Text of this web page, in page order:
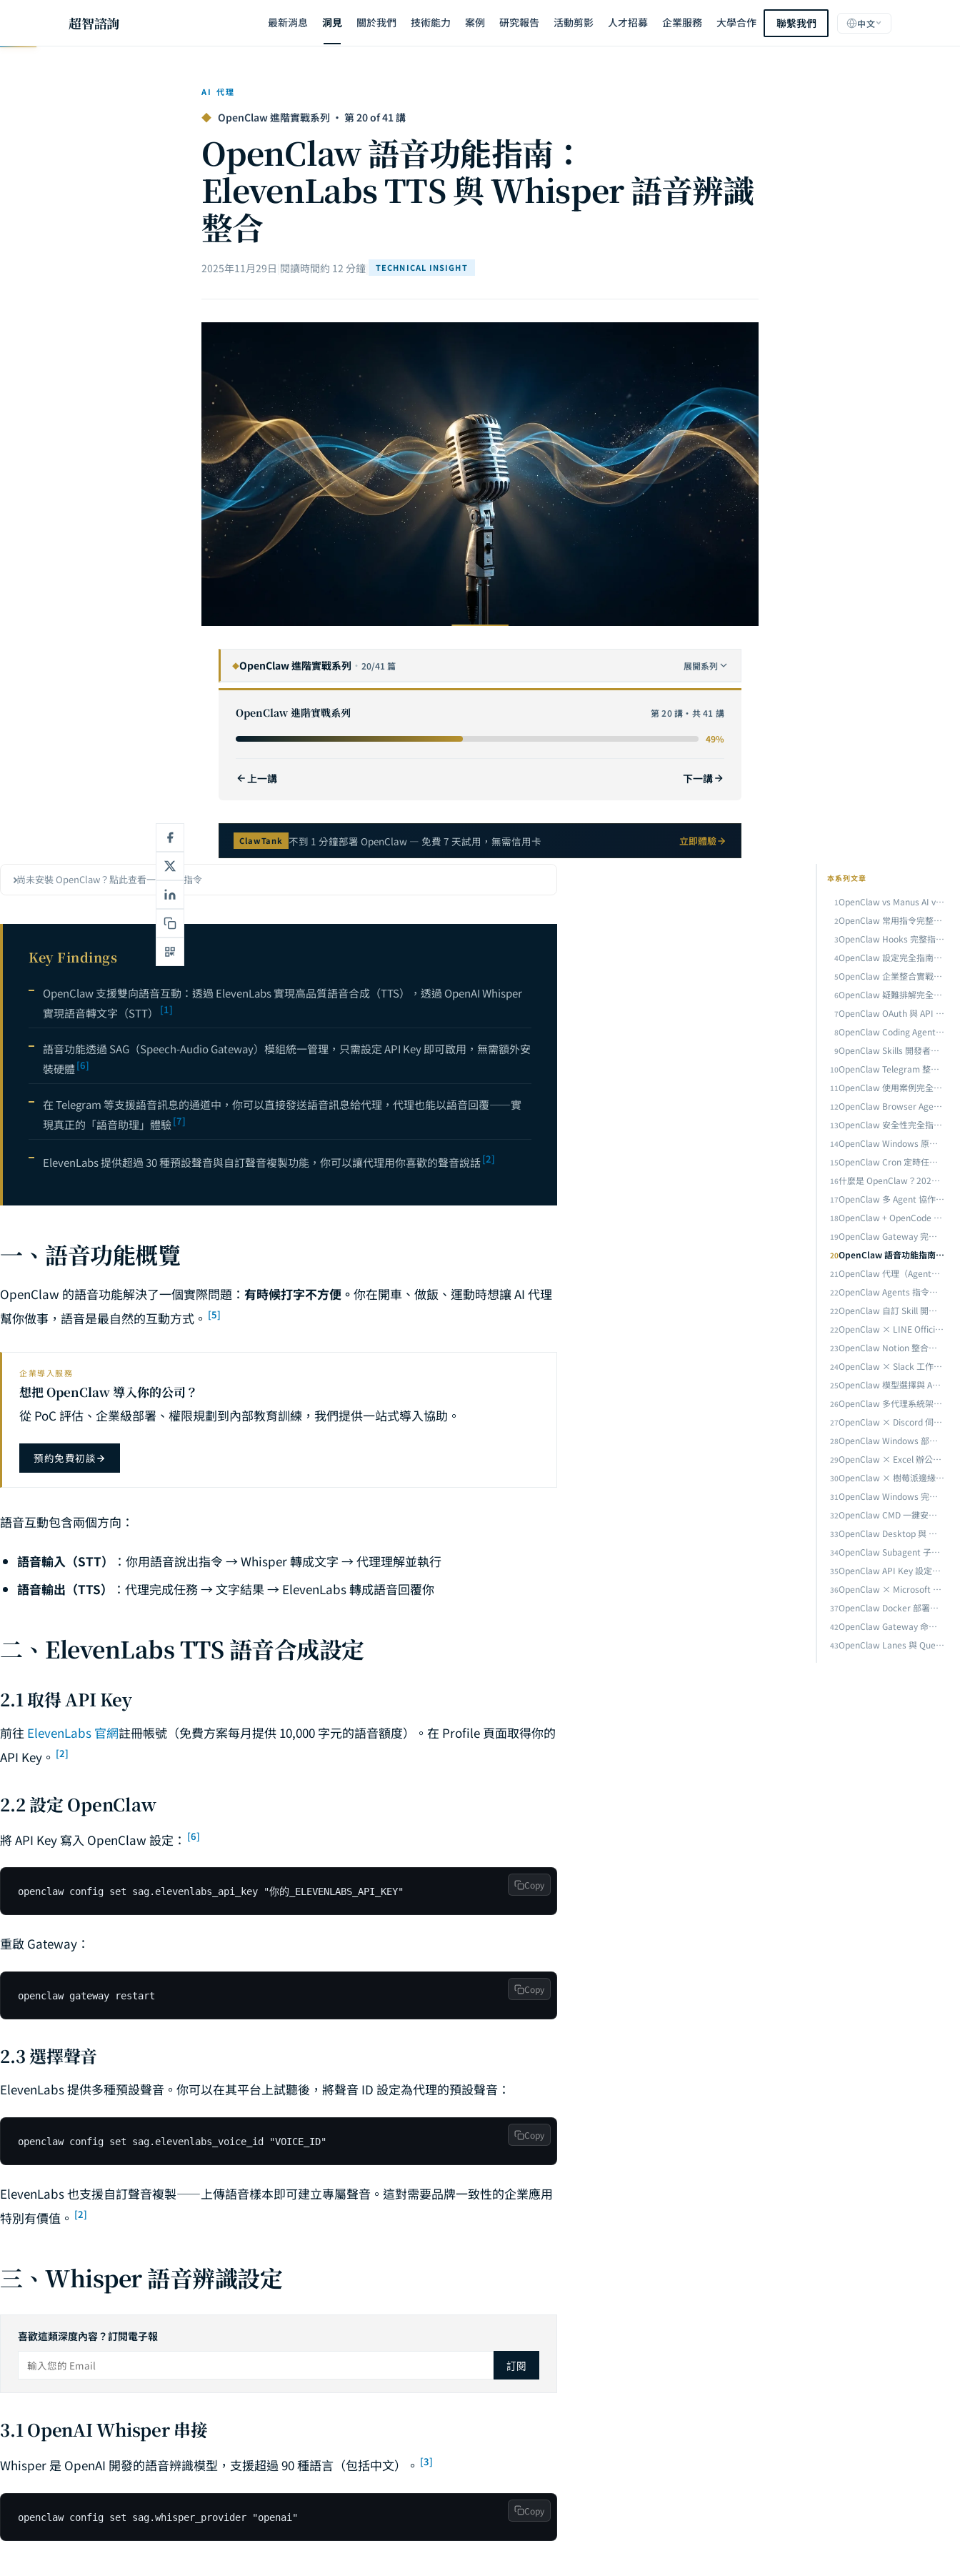
超智諮詢 最新消息 洞見 關於我們 技術能力 案例 研究報告 活動剪影 人才招募 企業服務 大學合作 聯繫我們 中文
AI 代理
◆ OpenClaw 進階實戰系列 · 第 20 of 41 講
OpenClaw 語音功能指南：
ElevenLabs TTS 與 Whisper 語音辨識
整合
2025年11月29日 閱讀時間約 12 分鐘 TECHNICAL INSIGHT
◆OpenClaw 進階實戰系列 · 20/41 篇 展開系列
4 OpenClaw 設定完全指南：從 openclaw.json 到模型管理的核心配置
6 OpenClaw 疑難排解完全指南：Doctor 診斷、重啟修復與常見錯誤速查
12 OpenClaw Browser Agent 瀏覽器自動化完全指南：從網頁操作到資料擷取
14 OpenClaw Windows 原生安裝實戰：一行指令部署、Gateway 啟動障礙排除與 Dashboard 連線完整流程
16 什麼是 OpenClaw？2026 年最火紅的開源 AI 代理入門常見問題解答
18 OpenClaw + OpenCode 整合指南：打造終端機原生的 AI 開發體驗
22 OpenClaw 自訂 Skill 開發實戰：從 GoPlaces 到企業級 Skill 整合
25 OpenClaw 模型選擇與 API Provider 完全指南：Claude、GPT、Gemini、DeepSeek 實測比較與最佳配置
31 OpenClaw Windows 完全移除實戰：Daemon 停止、Scheduled Task 清除與殘留檔案徹底刪除
32
34 OpenClaw Subagent 子代理完整指南：任務委派、設定方法與實戰範例
37 OpenClaw Docker 部署完全指南：從 Docker Compose 到雲端上線的伺服器架設實戰
OpenClaw 進階實戰系列 第 20 講・共 41 講
49%
上一講 下一講
ClawTank 不到 1 分鐘部署 OpenClaw — 免費 7 天試用，無需信用卡 立即體驗
尚未安裝 OpenClaw？點此查看一鍵安裝指令
Key Findings
OpenClaw 支援雙向語音互動：透過 ElevenLabs 實現高品質語音合成（TTS），透過 OpenAI Whisper
實現語音轉文字（STT）
[1]
語音功能透過 SAG（Speech-Audio Gateway）模組統一管理，只需設定 API Key 即可啟用，無需額外安
裝硬體[6]
在 Telegram 等支援語音訊息的通道中，你可以直接發送語音訊息給代理，代理也能以語音回覆——實
現真正的「語音助理」體驗[7]
ElevenLabs 提供超過 30 種預設聲音與自訂聲音複製功能，你可以讓代理用你喜歡的聲音說話[2]
一、語音功能概覽
OpenClaw 的語音功能解決了一個實際問題： 有時候打字不方便。 你在開車、做飯、運動時想讓 AI 代理
幫你做事，語音是最自然的互動方式。 [5]
企業導入服務
想把 OpenClaw 導入你的公司？
從 PoC 評估、企業級部署、權限規劃到內部教育訓練，我們提供一站式導入協助。
預約免費初談
語音互動包含兩個方向：
語音輸入（STT）
：你用語音說出指令 → Whisper 轉成文字 → 代理理解並執行
語音輸出（TTS）
：代理完成任務 → 文字結果 → ElevenLabs 轉成語音回覆你
二、ElevenLabs TTS 語音合成設定
2.1 取得 API Key
前往 ElevenLabs 官網註冊帳號（免費方案每月提供 10,000 字元的語音額度）。在 Profile 頁面取得你的
API Key。 [2]
2.2 設定 OpenClaw
將 API Key 寫入 OpenClaw 設定： [6]
openclaw config set sag.elevenlabs_api_key "你的_ELEVENLABS_API_KEY"
Copy
重啟 Gateway：
openclaw gateway restart
Copy
2.3 選擇聲音
ElevenLabs 提供多種預設聲音。你可以在其平台上試聽後，將聲音 ID 設定為代理的預設聲音：
openclaw config set sag.elevenlabs_voice_id "VOICE_ID"
Copy
ElevenLabs 也支援自訂聲音複製——上傳語音樣本即可建立專屬聲音。這對需要品牌一致性的企業應用
特別有價值。 [2]
三、Whisper 語音辨識設定
喜歡這類深度內容？訂閱電子報
訂閱
3.1 OpenAI Whisper 串接
Whisper 是 OpenAI 開發的語音辨識模型，支援超過 90 種語言（包括中文）。 [3]
openclaw config set sag.whisper_provider "openai"
Copy
本系列文章
1 OpenClaw vs Manus AI vs Claude Code：2026 AI 代理框架深度比較與選型指南
2 OpenClaw 常用指令完整參考：從基礎操作到進階 CLI 技巧
3 OpenClaw Hooks 完整指南：事件驅動自動化的設計模式與實戰案例
4 OpenClaw 設定完全指南：從 openclaw.json 到模型管理的核心配置
5 OpenClaw 企業整合實戰：Notion、Microsoft Teams 與 Slack 全通路 AI 助理部署指南
6 OpenClaw 疑難排解完全指南：Doctor 診斷、重啟修復與常見錯誤速查
7 OpenClaw OAuth 與 API 認證完整設定指南：多模型身份驗證架構實踐
8 OpenClaw Coding Agent 完全指南：用 AI 代理自動化軟體開發的實戰工作流
9 OpenClaw Skills 開發者指南：從 skill.md 規範到自定義技能的完整開發流程
10 OpenClaw Telegram 整合完全指南：從機器人建立到遠端 AI 代理控制
11 OpenClaw 使用案例完全指南：十個實戰場景帶你理解 AI 代理的真正用途
12 OpenClaw Browser Agent 瀏覽器自動化完全指南：從網頁操作到資料擷取
13 OpenClaw 安全性完全指南：沙盒機制、權限管理與風險防範
14 OpenClaw Windows 原生安裝實戰：一行指令部署、Gateway 啟動障礙排除與 Dashboard 連線完整流程
15 OpenClaw Cron 定時任務指南：自動化排程與無人值守執行
16 什麼是 OpenClaw？2026 年最火紅的開源 AI 代理入門常見問題解答
17 OpenClaw 多 Agent 協作完全指南：SubAgent、Agent Teams 與跨代理通訊架構實踐
18 OpenClaw + OpenCode 整合指南：打造終端機原生的 AI 開發體驗
19 OpenClaw Gateway 完整指南：Local 模式、遠端部署與 Headless 雲端架構實踐
20 OpenClaw 語音功能指南：ElevenLabs TTS 與 Whisper 語音辨識整合
21 OpenClaw 代理（Agent）設定完全指南：從建立、配置到進階管理
22 OpenClaw Agents 指令完全指南：add、list、config 與模型配置深度解析
22 OpenClaw 自訂 Skill 開發實戰：從 GoPlaces 到企業級 Skill 整合
22 OpenClaw × LINE Official Account 串接完全指南：從 Messaging API 到企業級 AI 客服代理
23 OpenClaw Notion 整合指南：用 AI 代理自動化你的知識管理工作流
24 OpenClaw × Slack 工作區串接完全指南：從 Bot Token 建立到團隊 AI 自動化
25 OpenClaw 模型選擇與 API Provider 完全指南：Claude、GPT、Gemini、DeepSeek 實測比較與最佳配置
26 OpenClaw 多代理系統架構設計：從單一代理到協作團隊的完整技術指南
27 OpenClaw × Discord 伺服器串接完全指南：從 Bot 建立到社群 AI 自動化管理
28 OpenClaw Windows 部署完整指南：WSL2 環境搭建、Telegram 遠端控制與企業級安全實踐
29 OpenClaw × Excel 辦公自動化完全指南：AI 驅動的報表生成、數據分析與工作流自動化
30 OpenClaw × 樹莓派邊緣部署完全指南：IoT 場景的 AI 代理實戰架構
31 OpenClaw Windows 完全移除實戰：Daemon 停止、Scheduled Task 清除與殘留檔案徹底刪除
32 OpenClaw CMD 一鍵安裝實戰：install.cmd 腳本解析、Onboard 2026.2.25 新功能與 Gateway 前台模式完整記錄
33 OpenClaw Desktop 與 Web UI 完全指南：圖形介面操作、Dashboard 管理與遠端監控
34 OpenClaw Subagent 子代理完整指南：任務委派、設定方法與實戰範例
35 OpenClaw API Key 設定完全指南：Anthropic、OpenAI、Gemini 多模型金鑰配置與安全管理
36 OpenClaw × Microsoft Teams 串接完全指南：從 Channel 設定到 Agent Teams 多代理協作
37 OpenClaw Docker 部署完全指南：從 Docker Compose 到雲端上線的伺服器架設實戰
42 OpenClaw Gateway 命令速查表：Port 設定、Start/Stop 操作與 Token 管理完全指南
43 OpenClaw Lanes 與 Queue 機制完全指南：任務佇列、優先級路由與 Dedupe 去重策略